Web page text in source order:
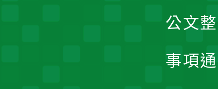
公文
事項